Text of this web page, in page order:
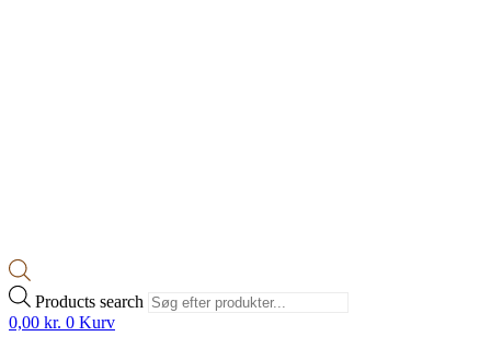
Products search
0,00 kr. 0 Kurv